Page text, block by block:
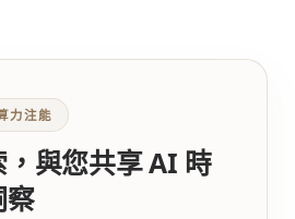
力注能
與您共享 AI 時
察